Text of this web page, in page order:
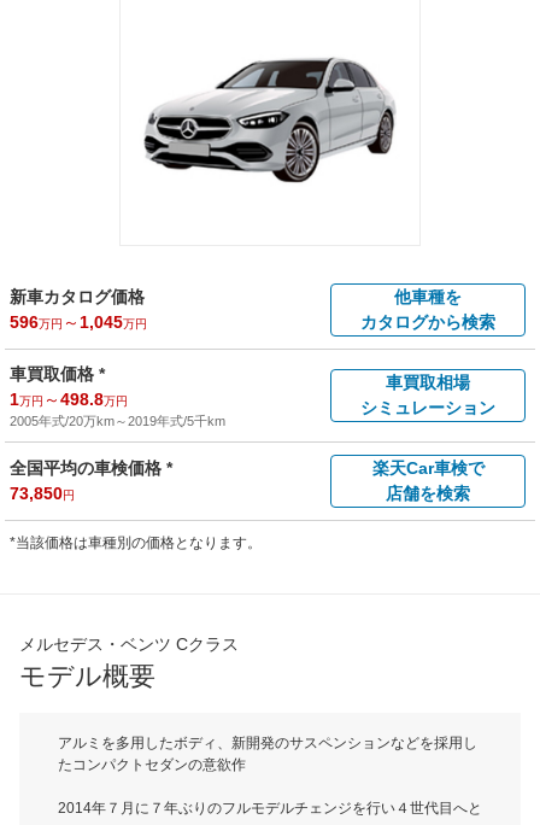
新車カタログ価格
596万円 ～ 1,045万円
他車種を
カタログから検索
車買取価格 *
1万円 ～498.8万円
2005年式/20万km～2019年式/5千km
車買取相場
シミュレーション
全国平均の車検価格 *
73,850円
楽天Car車検で
店舗を検索
*当該価格は車種別の価格となります。
メルセデス・ベンツ Cクラス
モデル概要
アルミを多用したボディ、新開発のサスペンションなどを採用し
たコンパクトセダンの意欲作
2014年７月に７年ぶりのフルモデルチェンジを行い４世代目へと